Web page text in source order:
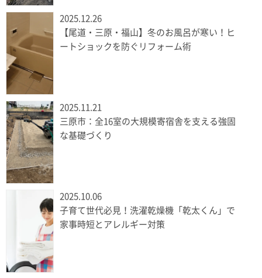
2025.12.26
【尾道・三原・福山】冬のお風呂が寒い！ヒ
ートショックを防ぐリフォーム術
2025.11.21
三原市：全16室の大規模寄宿舎を支える強固
な基礎づくり
2025.10.06
子育て世代必見！洗濯乾燥機「乾太くん」で
家事時短とアレルギー対策